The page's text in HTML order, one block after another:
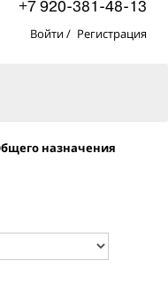
+7 920-381-48-13
Войти/ Регистрация
назначения